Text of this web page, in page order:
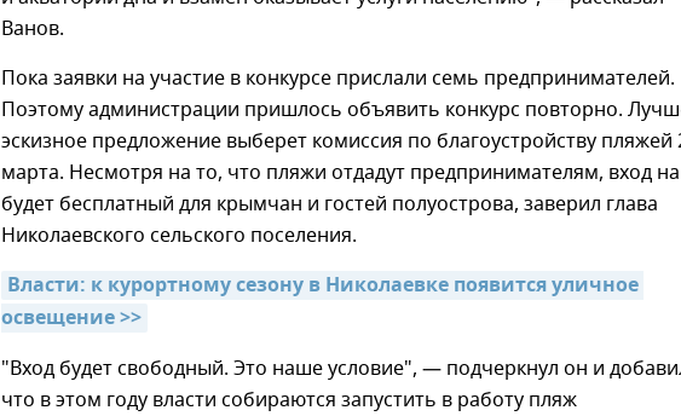
Ванов.
Пока заявки на участие в конкурсе прислали семь предпринимателей.
Поэтому администрации пришлось объявить конкурс повторно.
эскизное предложение выберет комиссия по благоустройству пляжей
марта. Несмотря на то, что пляжи отдадут предпринимателям, вход
будет бесплатный для крымчан и гостей полуострова, заверил глава
Николаевского сельского поселения.
Власти: к курортному сезону в Николаевке появится уличное
освещение >>
"Вход будет свободный. Это наше условие", — подчеркнул он и
что в этом году власти собираются запустить в работу пляж